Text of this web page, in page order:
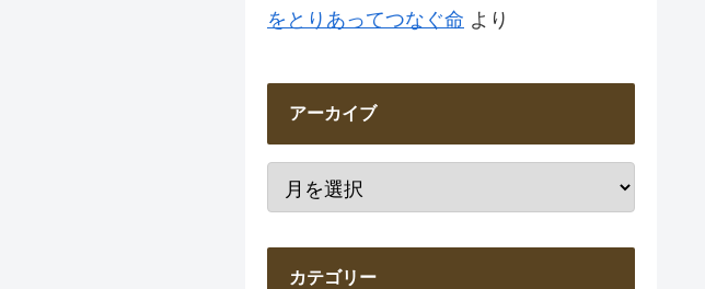
をとりあってつなぐ命 より
アーカイブ
カテゴリー